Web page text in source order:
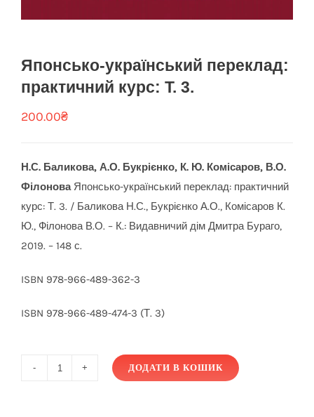
Японсько-український переклад:
практичний курс: Т. 3.
200.00₴
Н.С. Баликова, А.О. Букрієнко, К. Ю. Комісаров, В.О.
Філонова Японсько-український переклад: практичний
курс: Т. 3. / Баликова Н.С., Букрієнко А.О., Комісаров К.
Ю., Філонова В.О. – К.: Видавничий дім Дмитра Бураго,
2019. – 148 с.
ISBN 978-966-489-362-3
ISBN 978-966-489-474-3 (Т. 3)
ДОДАТИ В КОШИК